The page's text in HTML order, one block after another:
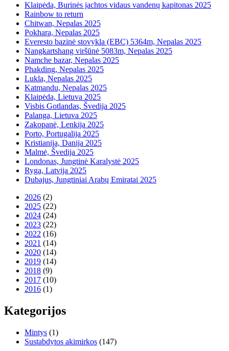
Klaipėda, Burinės jachtos vidaus vandenų kapitonas 2025
Rainbow to return
Chitwan, Nepalas 2025
Pokhara, Nepalas 2025
Everesto bazinė stovykla (EBC) 5364m, Nepalas 2025
Nangkartshang viršūnė 5083m, Nepalas 2025
Namche bazar, Nepalas 2025
Phakding, Nepalas 2025
Lukla, Nepalas 2025
Katmandu, Nepalas 2025
Klaipėda, Lietuva 2025
Visbis Gotlandas, Švedija 2025
Palanga, Lietuva 2025
Zakopanė, Lenkija 2025
Porto, Portugalija 2025
Kristianija, Danija 2025
Malmė, Švedija 2025
Londonas, Jungtinė Karalystė 2025
Ryga, Latvija 2025
Dubajus, Jungtiniai Arabų Emiratai 2025
2026 (2)
2025 (22)
2024 (24)
2023 (22)
2022 (16)
2021 (14)
2020 (14)
2019 (14)
2018 (9)
2017 (10)
2016 (1)
Kategorijos
Mintys (1)
Sustabdytos akimirkos (147)